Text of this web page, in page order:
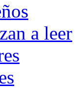
a leer